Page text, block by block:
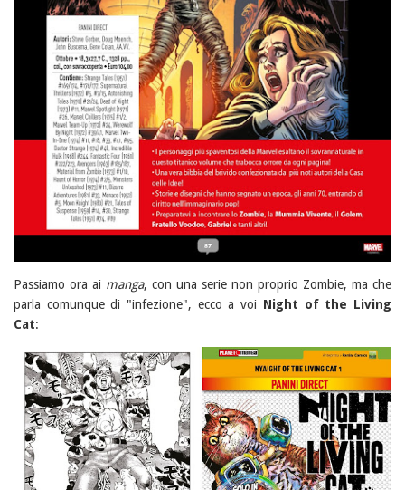
Passiamo ora ai manga, con una serie non proprio Zombie, ma che
parla comunque di "infezione", ecco a voi Night of the Living
Cat: